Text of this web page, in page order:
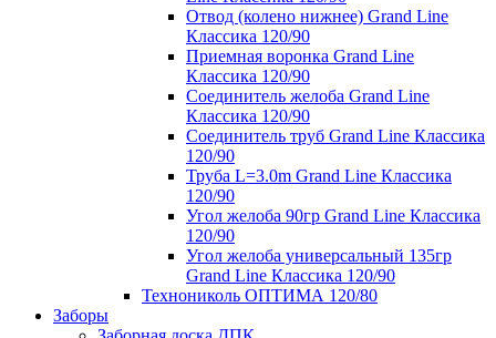
Отвод (колено нижнее) Grand Line
Классика 120/90
Приемная воронка Grand Line
Классика 120/90
Соединитель желоба Grand Line
Классика 120/90
Соединитель труб Grand Line Классика
120/90
Труба L=3.0m Grand Line Классика
120/90
Угол желоба 90гр Grand Line Классика
120/90
Угол желоба универсальный 135гр
Grand Line Классика 120/90
Технониколь ОПТИМА 120/80
Заборы